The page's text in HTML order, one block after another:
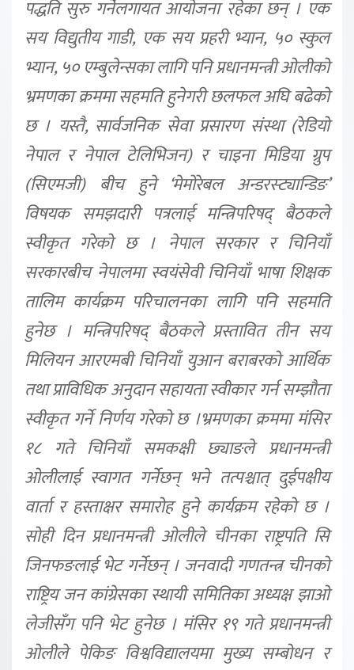
पद्धति सुरु गर्नेलगायत आयोजना रहेका छन् । एक
सय विद्युतीय गाडी, एक सय प्रहरी भ्यान, ५० स्कुल
भ्यान, ५० एम्बुलेन्सका लागि पनि प्रधानमन्त्री ओलीको
भ्रमणका क्रममा सहमति हुनेगरी छलफल अघि बढेको
छ । यस्तै, सार्वजनिक सेवा प्रसारण संस्था (रेडियो
नेपाल र नेपाल टेलिभिजन) र चाइना मिडिया ग्रुप
(सिएमजी) बीच हुने ‘मेमोरेबल अन्डरस्ट्यान्डिङ’
विषयक समझदारी पत्रलाई मन्त्रिपरिषद् बैठकले
स्वीकृत गरेको छ । नेपाल सरकार र चिनियाँ
सरकारबीच नेपालमा स्वयंसेवी चिनियाँ भाषा शिक्षक
तालिम कार्यक्रम परिचालनका लागि पनि सहमति
हुनेछ । मन्त्रिपरिषद् बैठकले प्रस्तावित तीन सय
मिलियन आरएमबी चिनियाँ युआन बराबरको आर्थिक
तथा प्राविधिक अनुदान सहायता स्वीकार गर्न सम्झौता
स्वीकृत गर्ने निर्णय गरेको छ ।भ्रमणका क्रममा मंसिर
१८ गते चिनियाँ समकक्षी छ्याङले प्रधानमन्त्री
ओलीलाई स्वागत गर्नेछन् भने तत्पश्चात् दुईपक्षीय
वार्ता र हस्ताक्षर समारोह हुने कार्यक्रम रहेको छ ।
सोही दिन प्रधानमन्त्री ओलीले चीनका राष्ट्रपति सि
जिनफङलाई भेट गर्नेछन् । जनवादी गणतन्त्र चीनको
राष्ट्रिय जन कांग्रेसका स्थायी समितिका अध्यक्ष झाओ
लेजीसँग पनि भेट हुनेछ । मंसिर १९ गते प्रधानमन्त्री
ओलीले पेकिङ विश्वविद्यालयमा मुख्य सम्बोधन र